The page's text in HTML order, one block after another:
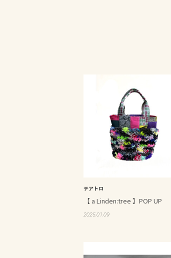
テアトロ
【 a Linden:tree 】POP UP
2025.01.09